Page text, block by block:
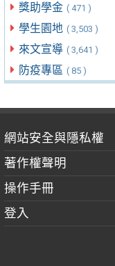
獎助學金 ( 471 )
學生園地 ( 3,503 )
來文宣導 ( 3,641 )
防疫專區 ( 85 )
網站安全與隱私權
著作權聲明
操作手冊
登入